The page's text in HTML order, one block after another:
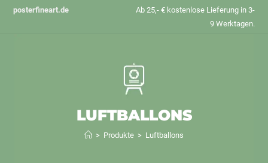
Zumposterfineart.de
Ab 25,- € kostenlose Lieferung in 3-
9 Werktagen.
LUFTBALLONS
> Produkte > Luftballons